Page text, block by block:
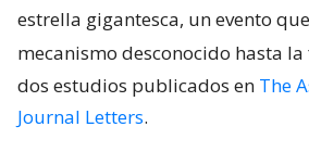
estrella gigantesca, un evento
mecanismo desconocido hasta la
dos estudios publicados en The
Journal Letters.